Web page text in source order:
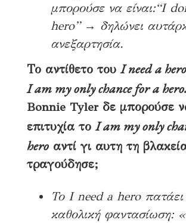
μπορούσε να είναι:“I
hero” → δηλώνει
ανεξαρτησία.
Το αντίθετο τουI need a hero
I am my only chance for a hero.
Bonnie Tyler δε μπορούσε
επιτυχία τοI am my only
heroαντί γι αυτη τη
τραγούδησε;
Το I need a hero πατάει
καθολική φαντασίωση: